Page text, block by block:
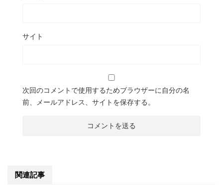
サイト
次回のコメントで使用するためブラウザーに自分の名
前、メールアドレス、サイトを保存する。
関連記事